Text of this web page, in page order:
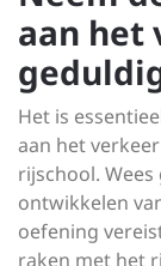
aan het
Het is
aan het
rijschool.
ontwikkelen
oefening
raken met het